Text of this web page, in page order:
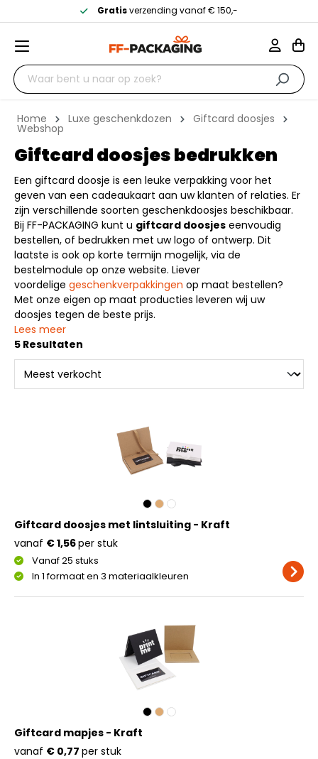
Gratisverzending vanaf € 150,-
Home Luxe geschenkdozen Giftcard doosjes
Webshop
Giftcard doosjes bedrukken
Een giftcard doosje is een leuke verpakking voor het
geven van een cadeaukaart aan uw klanten of relaties. Er
zijn verschillende soorten geschenkdoosjes beschikbaar.
Bij FF-PACKAGING kunt u giftcard doosjes eenvoudig
bestellen, of bedrukken met uw logo of ontwerp. Dit
laatste is ook op korte termijn mogelijk, via de
bestelmodule op onze website. Liever
voordelige geschenkverpakkingen op maat bestellen?
Met onze eigen op maat producties leveren wij uw
doosjes tegen de beste prijs.
Lees meer
5 Resultaten
Giftcard doosjes met lintsluiting - Kraft
Vanaf 25 stuks
In 1 formaat en 3 materiaalkleuren
vanaf € 1,56per stuk
Giftcard mapjes - Kraft
vanaf € 0,77 per stuk